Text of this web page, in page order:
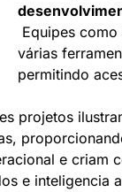
Equipes como
várias
permitindo
projetos
e criam
e inteligencia